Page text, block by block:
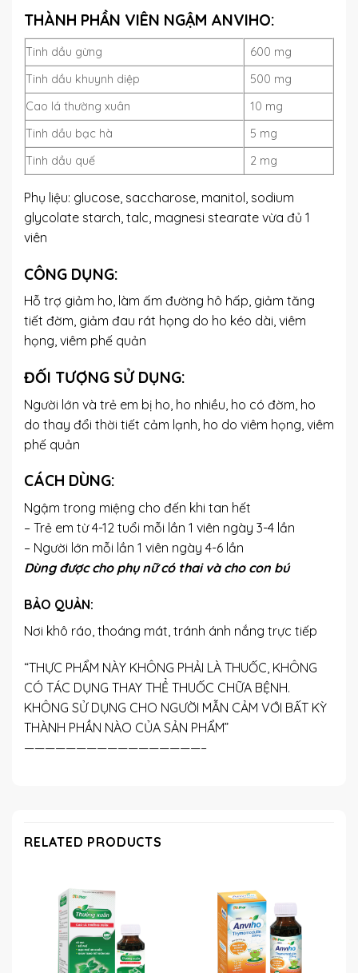
THÀNH PHẦN VIÊN NGẬM ANVIHO:
Tinh dầu gừng
600 mg
Tinh dầu khuynh diệp
500 mg
Cao lá thường xuân
10 mg
Tinh dầu bạc hà
5 mg
Tinh dầu quế
2 mg
Phụ liệu: glucose, saccharose, manitol, sodium
glycolate starch, talc, magnesi stearate vừa đủ 1
viên
CÔNG DỤNG:
Hỗ trợ giảm ho, làm ấm đường hô hấp, giảm tăng
tiết đờm, giảm đau rát họng do ho kéo dài, viêm
họng, viêm phế quản
ĐỐI TƯỢNG SỬ DỤNG:
Người lớn và trẻ em bị ho, ho nhiều, ho có đờm, ho
do thay đổi thời tiết cảm lạnh, ho do viêm họng, viêm
phế quản
CÁCH DÙNG:
Ngậm trong miệng cho đến khi tan hết
– Trẻ em từ 4-12 tuổi mỗi lần 1 viên ngày 3-4 lần
– Người lớn mỗi lần 1 viên ngày 4-6 lần
Dùng được cho phụ nữ có thai và cho con bú
BẢO QUẢN:
Nơi khô ráo, thoáng mát, tránh ánh nắng trực tiếp
“THỰC PHẨM NÀY KHÔNG PHẢI LÀ THUỐC, KHÔNG
CÓ TÁC DỤNG THAY THỂ THUỐC CHỮA BỆNH.
KHÔNG SỬ DỤNG CHO NGƯỜI MẪN CẢM VỚI BẤT KỲ
THÀNH PHẦN NÀO CỦA SẢN PHẨM”
—————————————————–
RELATED PRODUCTS